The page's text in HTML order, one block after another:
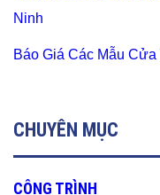
CHUYÊN MỤC
CÔNG TRÌNH
Ninh
Báo Giá Các Mẫu